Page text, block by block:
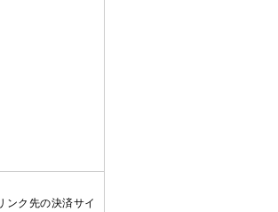
ンク先の決済サイ